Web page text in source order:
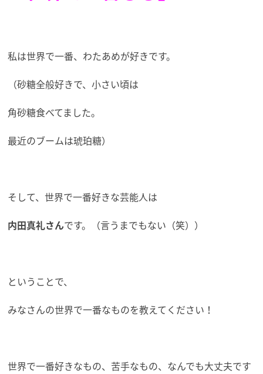
私は世界で一番、わたあめが好きです。
（砂糖全般好きで、小さい頃は
角砂糖食べてました。
最近のブームは琥珀糖）
そして、世界で一番好きな芸能人は
内田真礼さんです。（言うまでもない（笑））
ということで、
みなさんの世界で一番なものを教えてください！
世界で一番好きなもの、苦手なもの、なんでも大丈夫です